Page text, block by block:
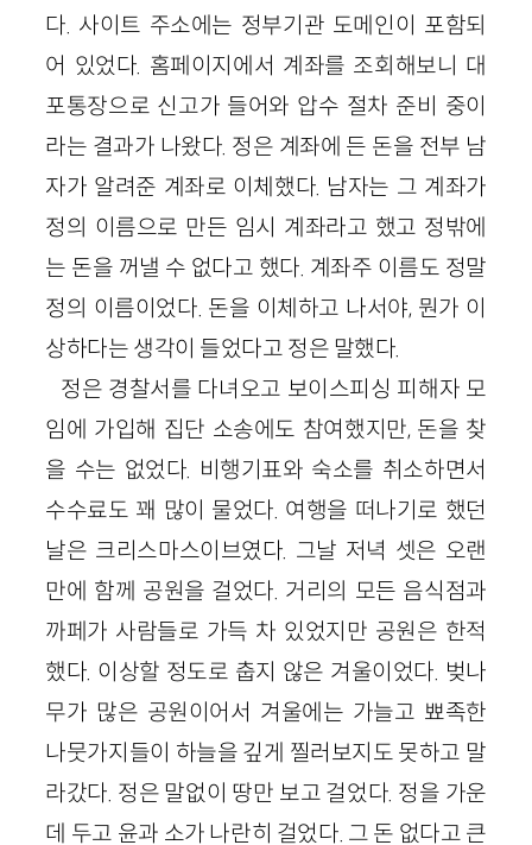
다. 사이트 주소에는 정부기관 도메인이 포함되
어 있었다. 홈페이지에서 계좌를 조회해보니 대
포통장으로 신고가 들어와 압수 절차 준비 중이
라는 결과가 나왔다. 정은 계좌에 든 돈을 전부 남
자가 알려준 계좌로 이체했다. 남자는 그 계좌가
정의 이름으로 만든 임시 계좌라고 했고 정밖에
는 돈을 꺼낼 수 없다고 했다. 계좌주 이름도 정말
정의 이름이었다. 돈을 이체하고 나서야, 뭔가 이
상하다는 생각이 들었다고 정은 말했다.
정은 경찰서를 다녀오고 보이스피싱 피해자 모
임에 가입해 집단 소송에도 참여했지만, 돈을 찾
을 수는 없었다. 비행기표와 숙소를 취소하면서
수수료도 꽤 많이 물었다. 여행을 떠나기로 했던
날은 크리스마스이브였다. 그날 저녁 셋은 오랜
만에 함께 공원을 걸었다. 거리의 모든 음식점과
까페가 사람들로 가득 차 있었지만 공원은 한적
했다. 이상할 정도로 춥지 않은 겨울이었다. 벚나
무가 많은 공원이어서 겨울에는 가늘고 뾰족한
나뭇가지들이 하늘을 깊게 찔러보지도 못하고 말
라갔다. 정은 말없이 땅만 보고 걸었다. 정을 가운
데 두고 윤과 소가 나란히 걸었다. 그 돈 없다고 큰